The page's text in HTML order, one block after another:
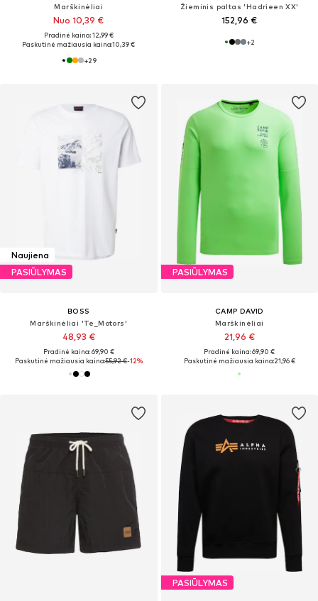
Marškinėliai
Nuo 10,39 €
Pradinė kaina: 12,99 €
Paskutinė mažiausia kaina:10,39 €
+29
Žieminis paltas 'Hadrieen XX'
152,96 €
+2
Naujiena
PASIŪLYMAS
BOSS
Marškinėliai 'Te_Motors'
48,93 €
Pradinė kaina: 69,90 €
Paskutinė mažiausia kaina:55,92 €-12%
PASIŪLYMAS
CAMP DAVID
Marškinėliai
21,96 €
Pradinė kaina: 69,90 €
Paskutinė mažiausia kaina:21,96 €
PASIŪLYMAS